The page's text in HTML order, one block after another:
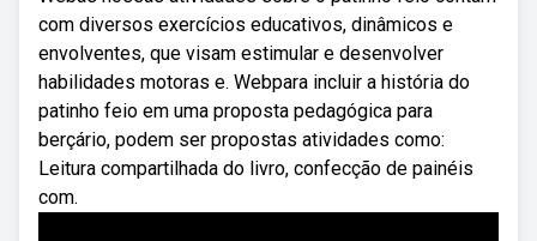
com diversos exercícios educativos, dinâmicos e
envolventes, que visam estimular e desenvolver
habilidades motoras e. Webpara incluir a história do
patinho feio em uma proposta pedagógica para
berçário, podem ser propostas atividades como:
Leitura compartilhada do livro, confecção de painéis
com.